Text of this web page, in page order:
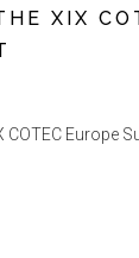
XIX
COTEC Europe